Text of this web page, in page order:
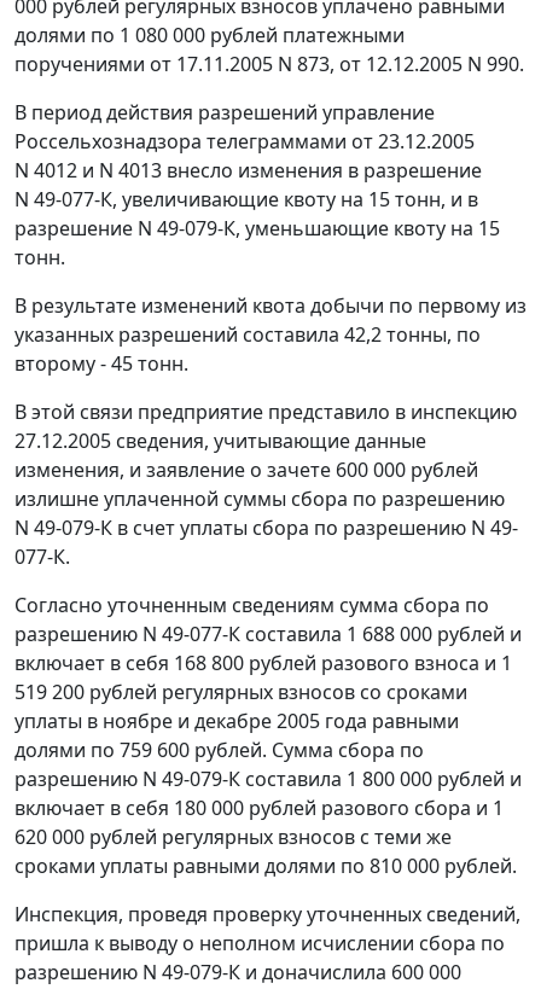
000 рублей регулярных взносов уплачено равными
долями по 1 080 000 рублей платежными
поручениями от 17.11.2005 N 873, от 12.12.2005 N 990.
В период действия разрешений управление
Россельхознадзора телеграммами от 23.12.2005
N 4012 и N 4013 внесло изменения в разрешение
N 49-077-К, увеличивающие квоту на 15 тонн, и в
разрешение N 49-079-К, уменьшающие квоту на 15
тонн.
В результате изменений квота добычи по первому из
указанных разрешений составила 42,2 тонны, по
второму - 45 тонн.
В этой связи предприятие представило в инспекцию
27.12.2005 сведения, учитывающие данные
изменения, и заявление о зачете 600 000 рублей
излишне уплаченной суммы сбора по разрешению
N 49-079-К в счет уплаты сбора по разрешению N 49-
077-К.
Согласно уточненным сведениям сумма сбора по
разрешению N 49-077-К составила 1 688 000 рублей и
включает в себя 168 800 рублей разового взноса и 1
519 200 рублей регулярных взносов со сроками
уплаты в ноябре и декабре 2005 года равными
долями по 759 600 рублей. Сумма сбора по
разрешению N 49-079-К составила 1 800 000 рублей и
включает в себя 180 000 рублей разового сбора и 1
620 000 рублей регулярных взносов с теми же
сроками уплаты равными долями по 810 000 рублей.
Инспекция, проведя проверку уточненных сведений,
пришла к выводу о неполном исчислении сбора по
разрешению N 49-079-К и доначислила 600 000